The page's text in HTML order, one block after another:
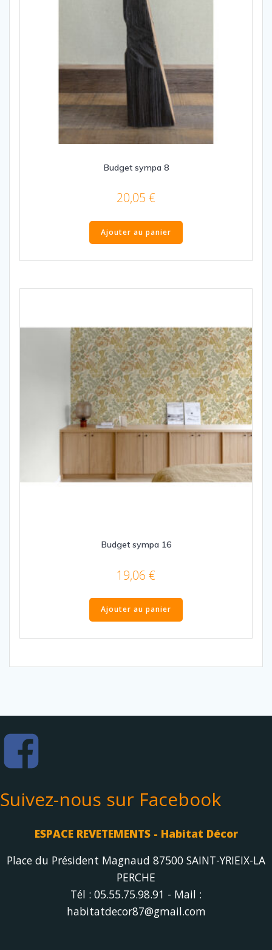
Budget sympa 8
20,05 €
Ajouter au panier
Budget sympa 16
19,06 €
Ajouter au panier
Suivez-nous sur Facebook
ESPACE REVETEMENTS - Habitat Décor
Place du Président Magnaud 87500 SAINT-YRIEIX-LA
PERCHE
Tél : 05.55.75.98.91 - Mail :
habitatdecor87@gmail.com